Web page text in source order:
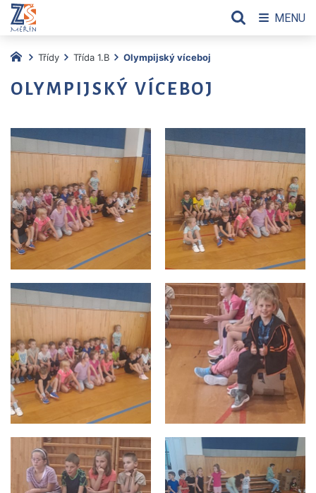
Třídy Třída 1.B Olympijský víceboj
OLYMPIJSKÝ VÍCEBOJ
MENU